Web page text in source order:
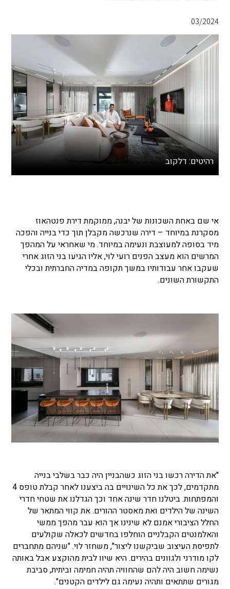
03/2024
רהיטים: דלקוב
אי שם באחת השכונות של יבנה, ממוקמת דירת פנטהאוז
מסקרנת במיוחד – דירה שנרכשה מקבלן תוך כדי בנייה והפכה
מיד בסופה למעוצבת ונעימה במיוחד. מי שאחראי על המהפך
המרשים הוא מעצב הפנים רועי לוי, אליו הגיעו בני הזוג אחרי
שעקבו אחר עבודותיו במשך תקופה במדיה החברתית ובכלי
התקשורת השונים.
"את הדירה רכשו בני הזוג כשהבניין היה כבר בשלבי בנייה
מתקדמים, לכך את כל השינויים בה ביצענו לאחר קבלת טופס 4
והמפתחות. ביטלנו חדר שינה אחד וכך הגדלנו את שטחי חדרי
השינה של הילדים ואת מאסטר ההורים. את קווי המתאר של
החלל הציבורי אמנם לא שינינו אך הוא עבר מהפך ממשי
והאלמנטים הקבלניים הוחלפו בחדשים לכאלה שקולעים
לתפיסת העיצוב שביקשנו ליצור", משחזר לוי. "שניהם מתחברים
לקו מודרני ולגוונים בהירים. היא שיוו לבית מהוקצע אבל באותה
נשימה חשוב היה להם שהחוויה תהיה חמימה וביתית, סביבת
מגורים שתתאים ותהיה נעימה גם לילדים הקטנים".